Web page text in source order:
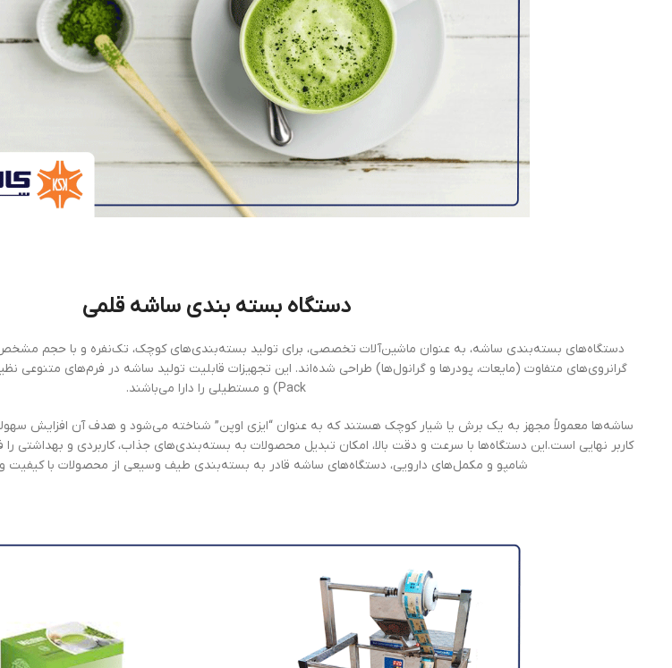
دستگاه بسته بندی ساشه قلمی
Pack) و مستطیلی را دارا می‌باشند.
ساشه‌ها معمولاً مجهز به یک برش یا شیار کوچک هستند که به عنوان “ایزی اوپن” شناخته می‌شود و هدف آن افزایش
کاربر نهایی است.این دستگاه‌ها با سرعت و دقت بالا، امکان تبدیل محصولات به بسته‌بندی‌های جذاب، کاربردی و بهداشتی
شامپو و مکمل‌های دارویی، دستگاه‌های ساشه قادر به بسته‌بندی طیف وسیعی از محصولات با کیفیت و